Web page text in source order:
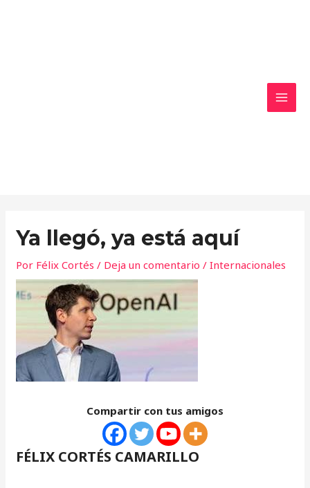
Ya llegó, ya está aquí
Por Félix Cortés/ Deja un comentario /Internacionales
Compartir con tus amigos
FÉLIX CORTÉS CAMARILLO